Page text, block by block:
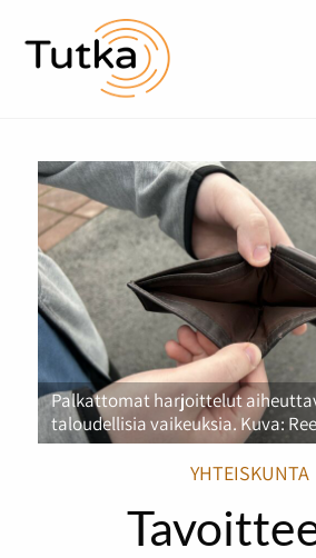
Palkattomat harjoittelut
taloudellisia vaikeuksia. Kuva:
YHTEISKUNTA